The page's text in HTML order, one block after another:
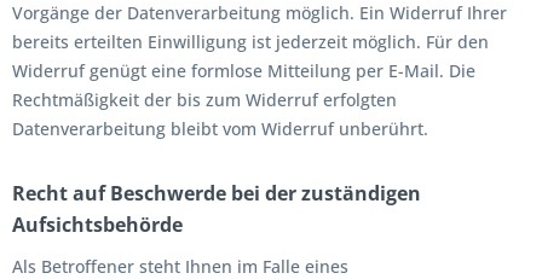
Vorgänge der Datenverarbeitung möglich. Ein Widerruf Ihrer
bereits erteilten Einwilligung ist jederzeit möglich. Für den
Widerruf genügt eine formlose Mitteilung per E-Mail. Die
Rechtmäßigkeit der bis zum Widerruf erfolgten
Datenverarbeitung bleibt vom Widerruf unberührt.
Recht auf Beschwerde bei der zuständigen
Aufsichtsbehörde
Als Betroffener steht Ihnen im Falle eines